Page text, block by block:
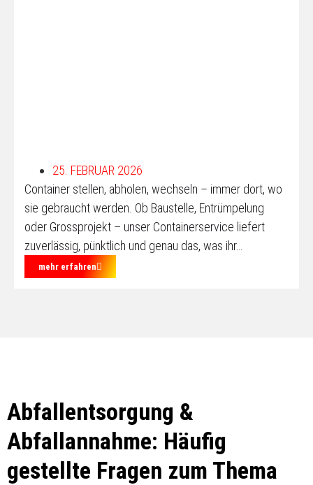
25. FEBRUAR 2026
Container stellen, abholen, wechseln – immer dort, wo
sie gebraucht werden. Ob Baustelle, Entrümpelung
oder Grossprojekt – unser Containerservice liefert
zuverlässig, pünktlich und genau das, was ihr…
mehr erfahren
Abfallentsorgung &
Abfallannahme: Häufig
gestellte Fragen zum Thema